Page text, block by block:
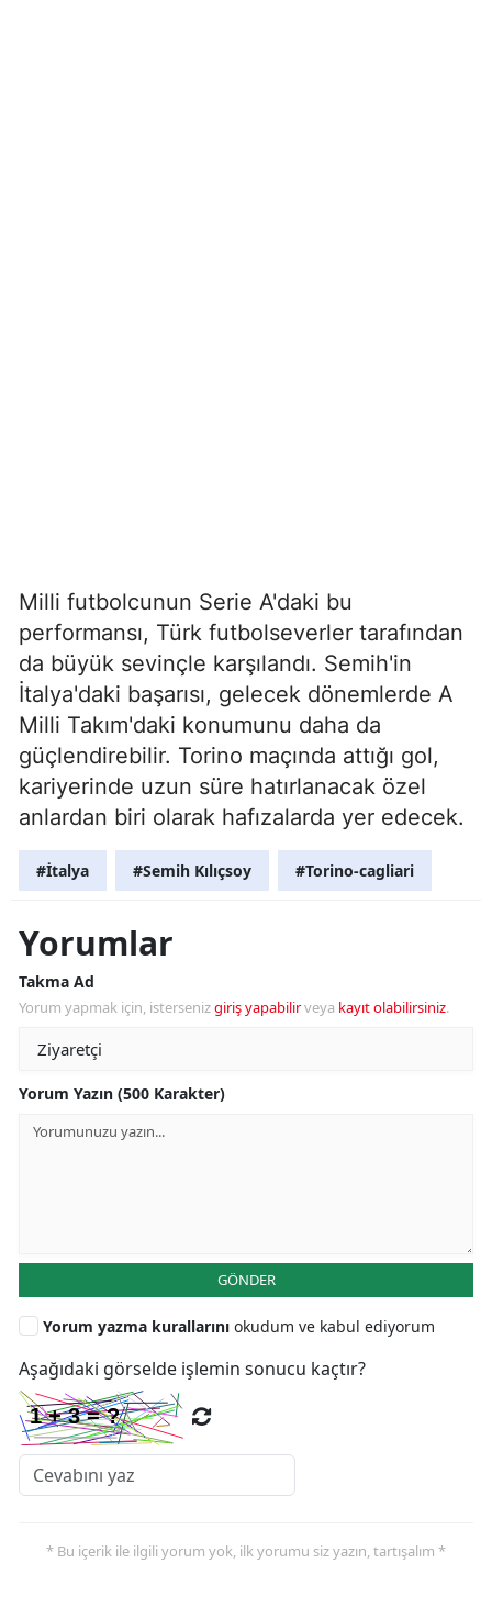
Milli futbolcunun Serie A'daki bu
performansı, Türk futbolseverler tarafından
da büyük sevinçle karşılandı. Semih'in
İtalya'daki başarısı, gelecek dönemlerde A
Milli Takım'daki konumunu daha da
güçlendirebilir. Torino maçında attığı gol,
kariyerinde uzun süre hatırlanacak özel
anlardan biri olarak hafızalarda yer edecek.
#İtalya #Semih Kılıçsoy #Torino-cagliari
Yorumlar
Takma Ad
Yorum yapmak için, istersenizgiriş yapabilirveya kayıt olabilirsiniz.
Yorum Yazın (500 Karakter)
GÖNDER
Yorum yazma kurallarını okudum ve kabul ediyorum
Aşağıdaki görselde işlemin sonucu kaçtır?
* Bu içerik ile ilgili yorum yok, ilk yorumu siz yazın, tartışalım *